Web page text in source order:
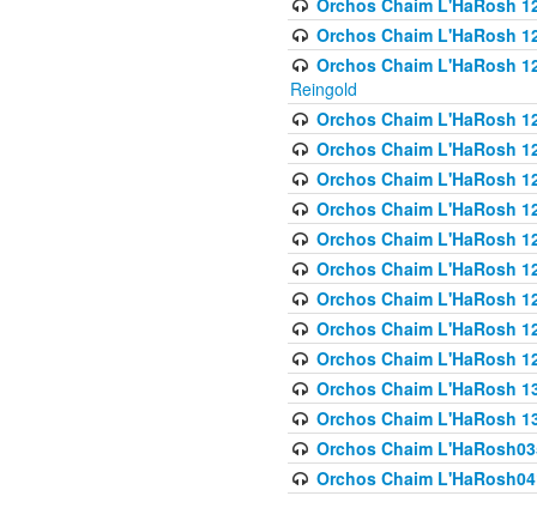
Orchos Chaim L'HaRosh
Orchos Chaim L'HaRosh
Orchos Chaim L'HaRosh
Reingold
Orchos Chaim L'HaRosh
Orchos Chaim L'HaRosh
Orchos Chaim L'HaRosh
Orchos Chaim L'HaRosh
Orchos Chaim L'HaRosh
Orchos Chaim L'HaRosh
Orchos Chaim L'HaRosh
Orchos Chaim L'HaRosh
Orchos Chaim L'HaRosh
Orchos Chaim L'HaRosh
Orchos Chaim L'HaRosh
Orchos Chaim
Orchos Chaim